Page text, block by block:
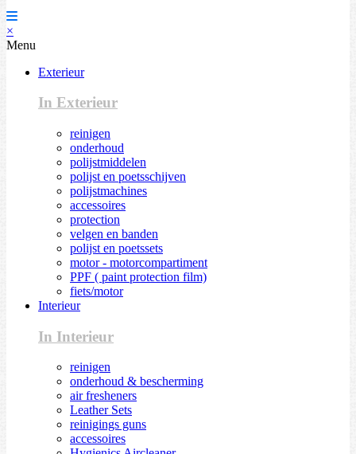
×
Menu
Exterieur
In Exterieur
reinigen
onderhoud
polijstmiddelen
polijst en poetsschijven
polijstmachines
accessoires
protection
velgen en banden
polijst en poetssets
motor - motorcompartiment
PPF ( paint protection film)
fiets/motor
Interieur
In Interieur
reinigen
onderhoud & bescherming
air fresheners
Leather Sets
reinigings guns
accessoires